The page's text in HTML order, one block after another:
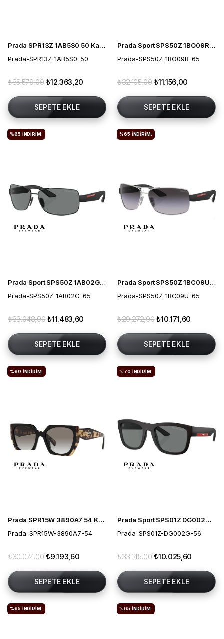
Prada SPR13Z 1AB5S0 50 Kadın Güneş Gözlüğü
Prada-SPR13Z-1AB5S0-50
₺12.363,20
₺35.579,00
SEPETE EKLE
Prada Sport SPS50Z 1BO09R 65 Erkek Güneş Gözlüğü
Prada-SPS50Z-1BO09R-65
₺11.156,00
₺32.105,00
SEPETE EKLE
Prada Sport SPS50Z 1AB02G 65 Polarize Erkek Güneş Gözlüğü
Prada-SPS50Z-1AB02G-65
₺11.483,60
₺33.048,00
SEPETE EKLE
%65 İNDIRIM.
Prada Sport SPS50Z 1BC09U 65 Erkek Güneş Gözlüğü
Prada-SPS50Z-1BC09U-65
₺10.171,60
₺29.272,00
SEPETE EKLE
%65 İNDIRIM.
Prada SPR15W 3890A7 54 Kadın Güneş Gözlüğü
Prada-SPR15W-3890A7-54
₺9.193,60
₺30.074,00
SEPETE EKLE
%69 İNDIRIM.
Prada Sport SPS01Z DG002G 56 Polarize Erkek Güneş Gözlüğü
Prada-SPS01Z-DG002G-56
₺10.025,60
₺33.145,00
SEPETE EKLE
%70 İNDIRIM.
%65 İNDIRIM. %65 İNDIRIM.